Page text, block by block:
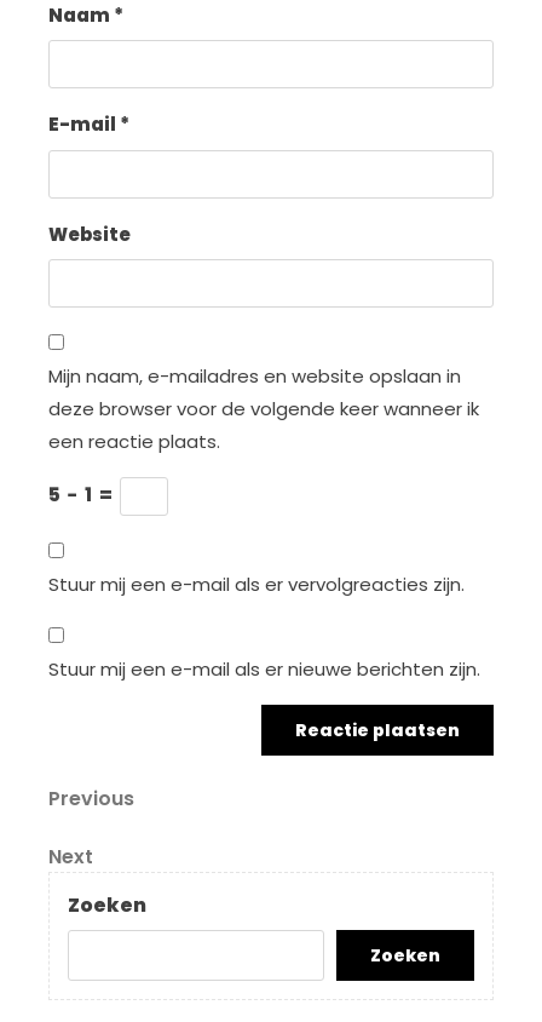
Naam *
E-mail *
Website
Mijn naam, e-mailadres en website opslaan in
deze browser voor de volgende keer wanneer ik
een reactie plaats.
5 − 1 =
Stuur mij een e-mail als er vervolgreacties zijn.
Stuur mij een e-mail als er nieuwe berichten zijn.
Berichtnavigatie
Previous
Previous
Next
Post
Next
Zoeken
Zoeken